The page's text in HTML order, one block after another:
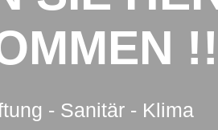
- Sanitär - Klima